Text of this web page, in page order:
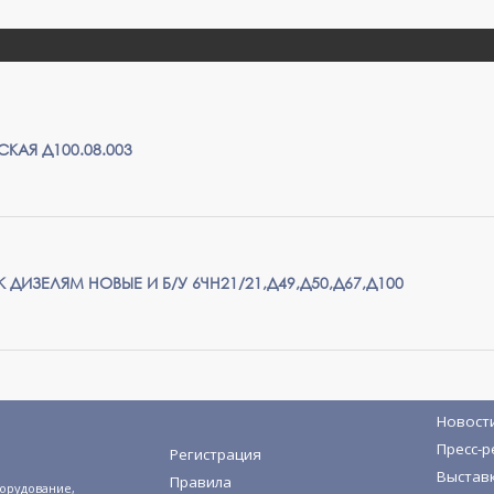
Д100.08.003
НОВЫЕ И Б/У 6ЧН21/21,Д49,Д50,Д67,Д100
Регистрация
Правила
Пресс-